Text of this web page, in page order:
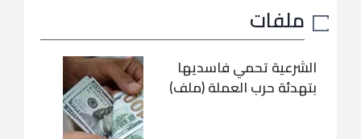
ملفات
الشرعية تحمي فاسديها
بتهدئة حرب العملة (ملف)